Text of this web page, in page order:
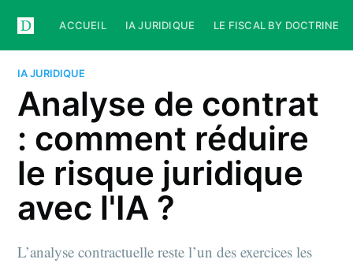
ACCUEIL IA JURIDIQUE LE FISCAL BY DOCTRINE
IA JURIDIQUE
Analyse de contrat
: comment réduire
le risque juridique
avec l'IA ?
L’analyse contractuelle reste l’un des exercices les